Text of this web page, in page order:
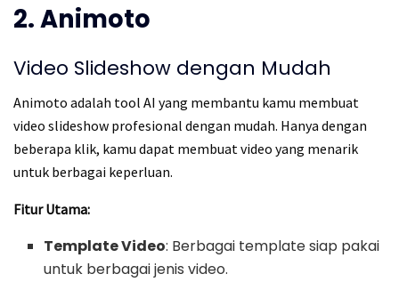
2. Animoto
Video Slideshow dengan Mudah
Animoto adalah tool AI yang membantu kamu membuat
video slideshow profesional dengan mudah. Hanya dengan
beberapa klik, kamu dapat membuat video yang menarik
untuk berbagai keperluan.
Fitur Utama:
Template Video: Berbagai template siap pakai
untuk berbagai jenis video.